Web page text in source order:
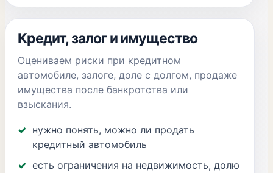
Кредит, залог и имущество
Оцениваем риски при кредитном
автомобиле, залоге, доле с долгом, продаже
имущества после банкротства или
взыскания.
нужно понять, можно ли продать
кредитный автомобиль
есть ограничения на недвижимость, долю